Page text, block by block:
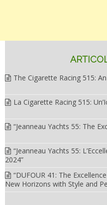
The Cigarette Racing 515:
La Cigarette Racing 515:
“Jeanneau Yachts 55: The
“Jeanneau Yachts 55:
2024”
“DUFOUR 41: The
New Horizons with Style and